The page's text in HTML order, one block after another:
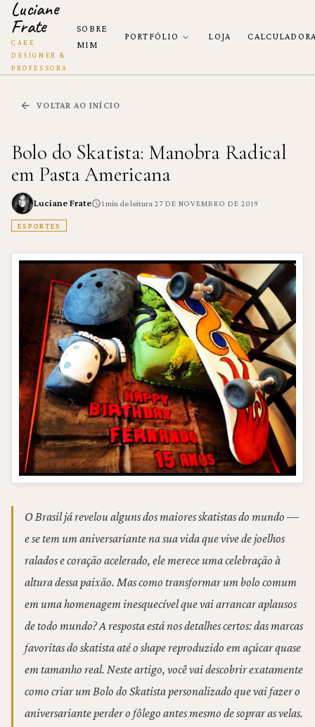
Luciane
Frate
CAKE
DESIGNER &
PROFESSORA
SOBRE
MIM
PORTFÓLIO LOJA
VOLTAR AO INÍCIO
Bolo do Skatista: Manobra Radical
em Pasta Americana
Luciane Frate 1 min de leitura·27 DE NOVEMBRO DE 2019
ESPORTES
O Brasil já revelou alguns dos maiores skatistas do mundo —
e se tem um aniversariante na sua vida que vive de joelhos
ralados e coração acelerado, ele merece uma celebração à
altura dessa paixão. Mas como transformar um bolo comum
em uma homenagem inesquecível que vai arrancar aplausos
de todo mundo? A resposta está nos detalhes certos: das marcas
favoritas do skatista até o shape reproduzido em açúcar quase
em tamanho real. Neste artigo, você vai descobrir exatamente
como criar um Bolo do Skatista personalizado que vai fazer o
aniversariante perder o fôlego antes mesmo de soprar as velas.